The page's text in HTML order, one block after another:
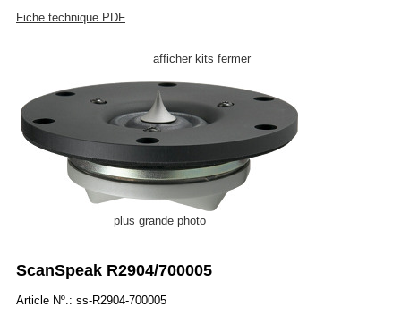
Fiche technique PDF
afficher kits fermer
plus grande photo
ScanSpeak R2904/700005
Article Nº.: ss-R2904-700005